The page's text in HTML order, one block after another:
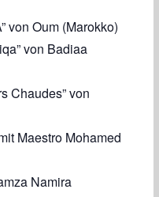
von Oum (Marokko)
von Badiaa
Chaudes” von
Maestro Mohamed
Namira